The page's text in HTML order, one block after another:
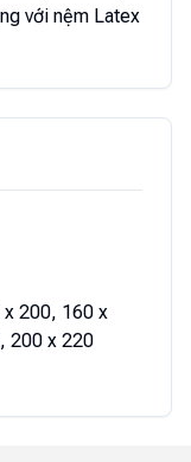
với nệm Latex
200, 160 x
200 x 220